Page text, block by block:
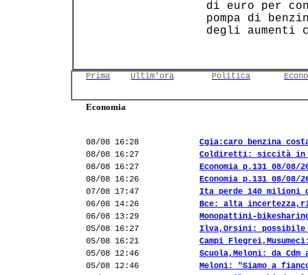
di euro per
pompa di
degli
Prima Ultim'ora Politica
Economia
08/08 16:28
Cgia:caro benzina
08/08 16:27
Coldiretti: siccità in
08/08 16:27
Economia p.131 08/08/
08/08 16:26
Economia p.131 08/08/
07/08 17:47
Ita perde 140 milioni
06/08 14:26
Bce: alta
06/08 13:29
Monopattini-
05/08 16:27
Ilva,Orsini: possibile
05/08 16:21
Campi
05/08 12:46
Scuola,Meloni: da
05/08 12:46
Meloni: "Siamo a